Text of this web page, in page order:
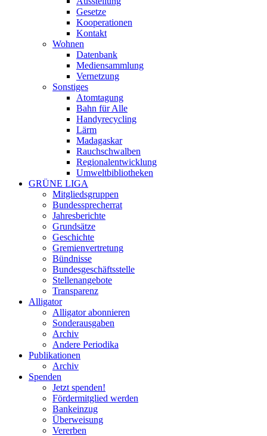
Gesetze
Kooperationen
Kontakt
Wohnen
Datenbank
Mediensammlung
Vernetzung
Sonstiges
Atomtagung
Bahn für Alle
Handyrecycling
Lärm
Madagaskar
Rauchschwalben
Regionalentwicklung
Umweltbibliotheken
GRÜNE LIGA
Mitgliedsgruppen
Bundessprecherrat
Jahresberichte
Grundsätze
Geschichte
Gremienvertretung
Bündnisse
Bundesgeschäftsstelle
Stellenangebote
Transparenz
Alligator
Alligator abonnieren
Sonderausgaben
Archiv
Andere Periodika
Publikationen
Archiv
Spenden
Jetzt spenden!
Fördermitglied werden
Bankeinzug
Überweisung
Vererben